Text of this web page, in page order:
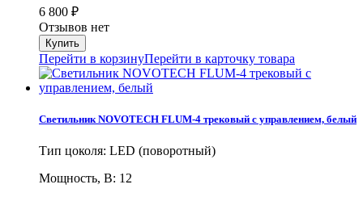
6 800 ₽
Отзывов нет
Перейти в корзинуПерейти в карточку товара
Светильник NOVOTECH FLUM-4 трековый с управлением, белый
Тип цоколя: LED (поворотный)
Мощность, В: 12